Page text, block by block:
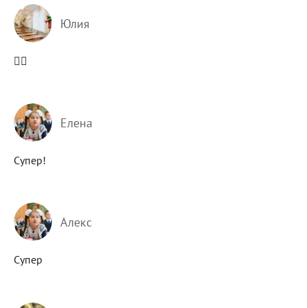
Юлия
👍🏼
Елена
Супер!
Алекс
Супер